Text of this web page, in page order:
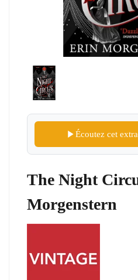
Écoutez cet
The Night
Morgenstern